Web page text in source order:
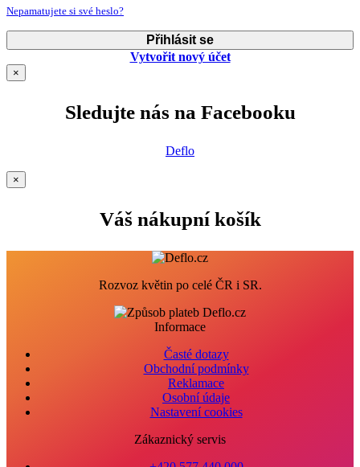
Nepamatujete si své heslo?
Přihlásit se
Vytvořit nový účet
×
Sledujte nás na Facebooku
Deflo
×
Váš nákupní košík
Rozvoz květin po celé ČR i SR.
Informace
Časté dotazy
Obchodní podmínky
Reklamace
Osobní údaje
Nastavení cookies
Zákaznický servis